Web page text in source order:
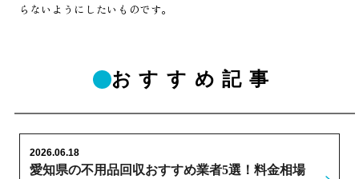
らないようにしたいものです。
おすすめ記事
愛知県の不用品回収おすすめ業者5選！料金相場
2026.06.18